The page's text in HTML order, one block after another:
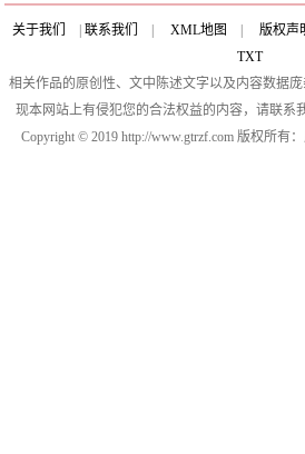
关于我们 联系我们 XML地图 版权声
TXT
相关作品的原创性、文中陈述文字以及内容数据
现本网站上有侵犯您的合法权益的内容，请联系
Copyright © 2019 http://www.gtrzf.com 版权所有